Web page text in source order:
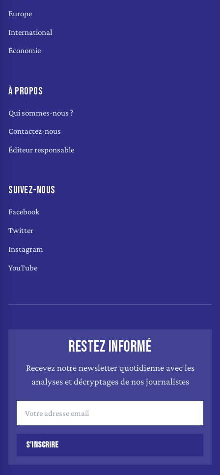
Europe
International
Économie
À PROPOS
Qui sommes-nous ?
Contactez-nous
Éditeur responsable
SUIVEZ-NOUS
Facebook
Twitter
Instagram
YouTube
RESTEZ INFORMÉ
Recevez notre newsletter quotidienne avec les
analyses et décryptages de nos journalistes
S'INSCRIRE